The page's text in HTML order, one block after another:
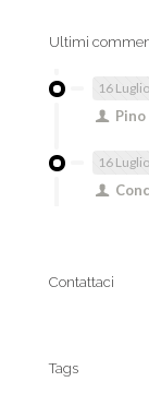
Ultimi
16
Pino
16
Contattaci
Tags